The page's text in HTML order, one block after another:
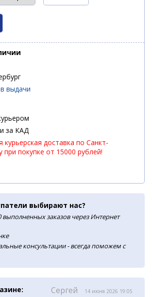
выдачи
за КАД
курьерская доставка по Санкт-
при покупке от 15000 рублей!
выбирают нас?
выполненных заказов через Интернет
консультации - всегда поможем с
Сергей 14 июня 2026 19:05